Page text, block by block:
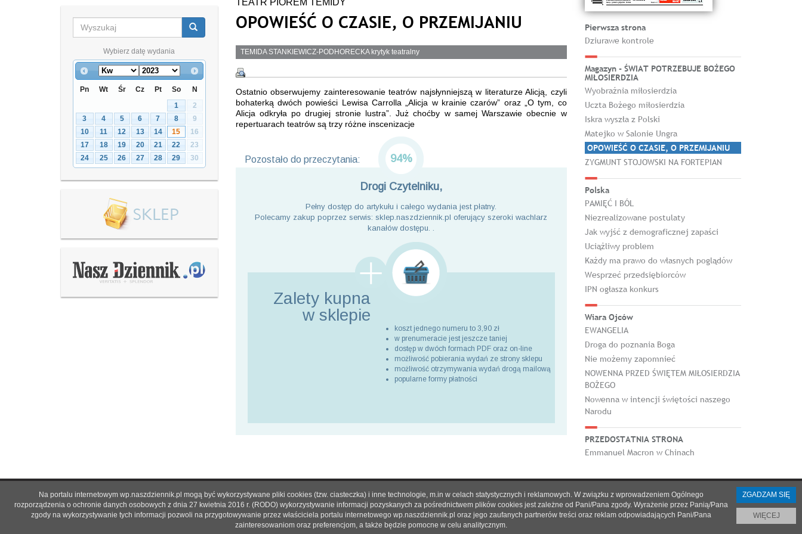
Wybierz datę wydania
Pn Wt Śr Cz Pt So
N
1
2
3
4 5 6 7 8
9
10
11 12 13 14 15
16
17
18 19 20 21 22
23
24
25 26 27 28 29 30
TEATR PIÓREM TEMIDY
OPOWIEŚĆ O CZASIE, O PRZEMIJANIU
TEMIDA STANKIEWICZ-PODHORECKA krytyk teatralny
Ostatnio obserwujemy zainteresowanie teatrów najsłynniejszą w literaturze Alicją, czyli
bohaterką dwóch powieści Lewisa Carrolla „Alicja w krainie czarów” oraz „O tym, co
Alicja odkryła po drugiej stronie lustra”. Już choćby w samej Warszawie obecnie w
repertuarach teatrów są trzy różne inscenizacje
Pozostało do przeczytania: 94%
Drogi Czytelniku,
Pełny dostęp do artykułu i całego wydania jest płatny.
Polecamy zakup poprzez serwis: sklep.naszdziennik.pl oferujący szeroki wachlarz
kanałów dostępu. .
Zalety kupna
w sklepie
koszt jednego numeru to 3,90 zł
w prenumeracie jest jeszcze taniej
dostęp w dwóch formach PDF oraz on-line
możliwość pobierania wydań ze strony sklepu
możliwość otrzymywania wydań drogą mailową
popularne formy płatności
Pierwsza strona
Dziurawe kontrole
Magazyn - ŚWIAT POTRZEBUJE BOŻEGO
MIŁOSIERDZIA
Wyobraźnia miłosierdzia
Uczta Bożego miłosierdzia
Iskra wyszła z Polski
Matejko w Salonie Ungra
OPOWIEŚĆ O CZASIE, O PRZEMIJANIU
ZYGMUNT STOJOWSKI NA FORTEPIAN
Polska
PAMIĘĆ I BÓL
Niezrealizowane postulaty
Jak wyjść z demograficznej zapaści
Uciążliwy problem
Każdy ma prawo do własnych poglądów
Wesprzeć przedsiębiorców
IPN ogłasza konkurs
Wiara Ojców
EWANGELIA
Droga do poznania Boga
Nie możemy zapomnieć
NOWENNA PRZED ŚWIĘTEM MIŁOSIERDZIA
BOŻEGO
Nowenna w intencji świętości naszego
Narodu
PRZEDOSTATNIA STRONA
Emmanuel Macron w Chinach
O nas|Reklama|Prenumerata|Regulamin|Kontakt
© 2021 Copyright by SPES sp. z o.o.
Na portalu internetowym wp.naszdziennik.pl mogą być wykorzystywane pliki cookies (tzw. ciasteczka) i inne technologie, m.in w celach statystycznych i reklamowych. W związku z wprowadzeniem Ogólnego
rozporządzenia o ochronie danych osobowych z dnia 27 kwietnia 2016 r. (RODO) wykorzystywanie informacji pozyskanych za pośrednictwem plików cookies jest zależne od Pani/Pana zgody. Wyrażenie przez Panią/Pana
zgody na wykorzystywanie tych informacji pozwoli na przygotowywanie przez właściciela portalu internetowego wp.naszdziennik.pl oraz jego zaufanych partnerów treści oraz reklam odpowiadających Pani/Pana
zainteresowaniom oraz preferencjom, a także będzie pomocne w celu analitycznym.
ZGADZAM SIĘ
WIĘCEJ